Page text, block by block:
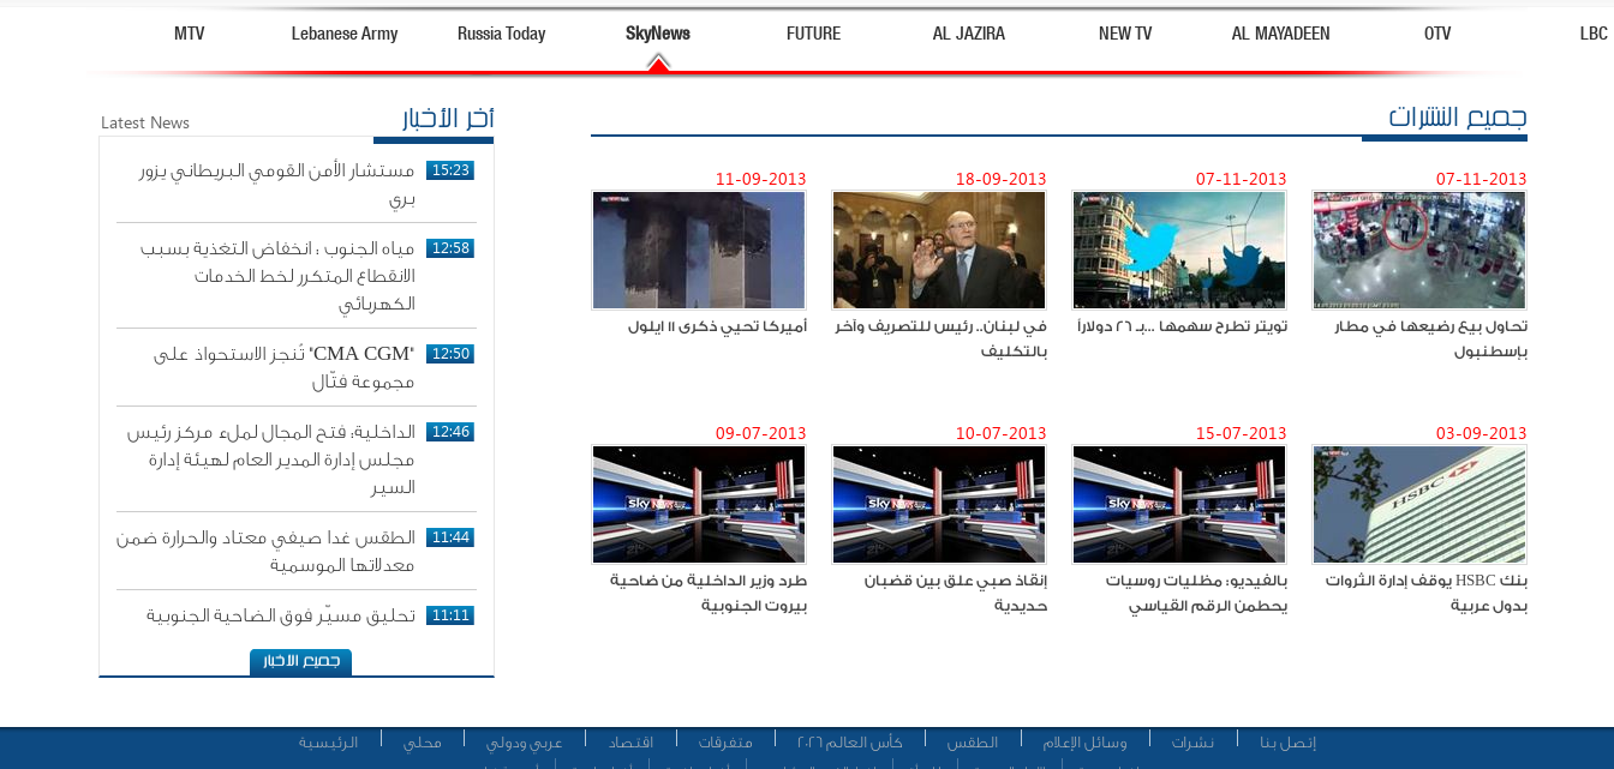
MTV Lebanese Army Russia Today SkyNews FUTURE AL JAZIRA NEW TV AL MAYADEEN OTV LBC
جميع النشرات
07-11-2013
تحاول بيع رضيعها في مطار
بإسطنبول
07-11-2013
تويتر تطرح سهمها ...بـ 26 دولاراً
18-09-2013
في لبنان.. رئيس للتصريف وآخر
بالتكليف
11-09-2013
أميركا تحيي ذكرى 11 ايلول
03-09-2013
بنك HSBC يوقف إدارة الثروات
بدول عربية
15-07-2013
بالفيديو: مظليات روسيات
يحطمن الرقم القياسي
10-07-2013
إنقاذ صبي علق بين قضبان
حديدية
09-07-2013
طرد وزير الداخلية من ضاحية
بيروت الجنوبية
أخر الأخبار Latest News
15:23
مستشار الأمن القومي البريطاني يزور
بري
12:58
مياه الجنوب : انخفاض التغذية بسبب
الانقطاع المتكرر لخط الخدمات
الكهربائي
12:50
"CMA CGM" تُنجز الاستحواذ على
مجموعة فتّال
12:46
الداخلية: فتح المجال لملء مركز رئيس
مجلس إدارة المدير العام لهيئة إدارة
السير
11:44
الطقس غدا صيفي معتاد والحرارة ضمن
معدلاتها الموسمية
11:11 تحليق مسيّر فوق الضاحية الجنوبية
الرئيسية محلي عربي ودولي اقتصاد متفرقات كأس العالم 2026 الطقس وسائل الإعلام نشرات إتصل بنا